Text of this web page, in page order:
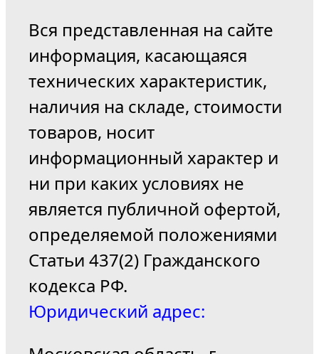
Вся представленная на сайте
информация, касающаяся
технических характеристик,
наличия на складе, стоимости
товаров, носит
информационный характер и
ни при каких условиях не
является публичной офертой,
определяемой положениями
Статьи 437(2) Гражданского
кодекса РФ.
Юридический адрес: